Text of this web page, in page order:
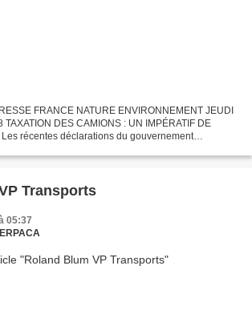
FRANCE NATURE ENVIRONNEMENT JEUDI
DES CAMIONS : UN IMPÉRATIF DE
Les récentes déclarations du gouvernement
Transports
05:37